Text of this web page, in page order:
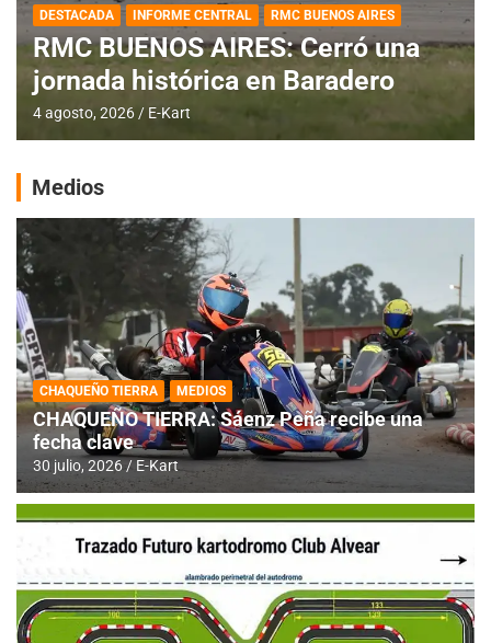
DESTACADA INFORME CENTRAL RMC BUENOS AIRES
RMC BUENOS AIRES: Cerró una
jornada histórica en Baradero
4 agosto, 2026 E-Kart
Medios
CHAQUEÑO TIERRA MEDIOS
CHAQUEÑO TIERRA: Sáenz Peña recibe una
fecha clave
30 julio, 2026 E-Kart